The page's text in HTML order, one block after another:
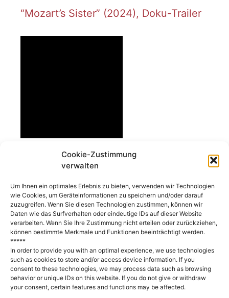
Cookie-Zustimmung
verwalten
Um Ihnen ein optimales Erlebnis zu bieten, verwenden wir Technologien
wie Cookies, um Geräteinformationen zu speichern und/oder darauf
zuzugreifen. Wenn Sie diesen Technologien zustimmen, können wir
Daten wie das Surfverhalten oder eindeutige IDs auf dieser Website
verarbeiten. Wenn Sie Ihre Zustimmung nicht erteilen oder zurückziehen,
können bestimmte Merkmale und Funktionen beeinträchtigt werden.
*****
In order to provide you with an optimal experience, we use technologies
such as cookies to store and/or access device information. If you
consent to these technologies, we may process data such as browsing
behavior or unique IDs on this website. If you do not give or withdraw
your consent, certain features and functions may be affected.
“Mozart’s Sister” (2024), Doku-Trailer
(Deutsch) Engagiert für Vielfalt!